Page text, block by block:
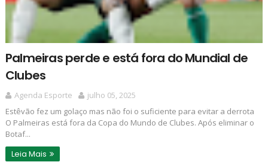
Palmeiras perde e está fora do Mundial de
Clubes
Agenda Esporte
julho 05, 2025
Estêvão fez um golaço mas não foi o suficiente para evitar a derrota
O Palmeiras está fora da Copa do Mundo de Clubes. Após eliminar o
Botaf...
Leia Mais